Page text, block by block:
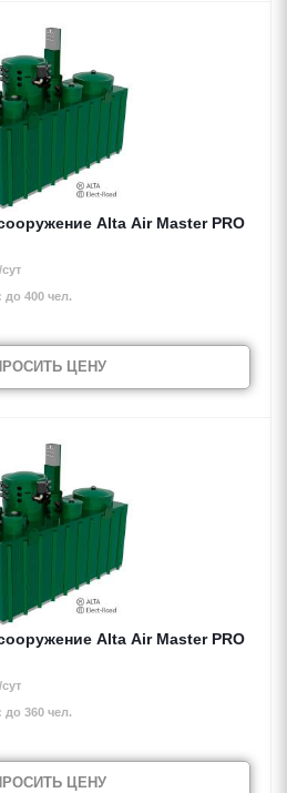
Alta Air Master PRO
до 400 чел.
ЦЕНУ
Alta Air Master PRO
до 360 чел.
ЦЕНУ